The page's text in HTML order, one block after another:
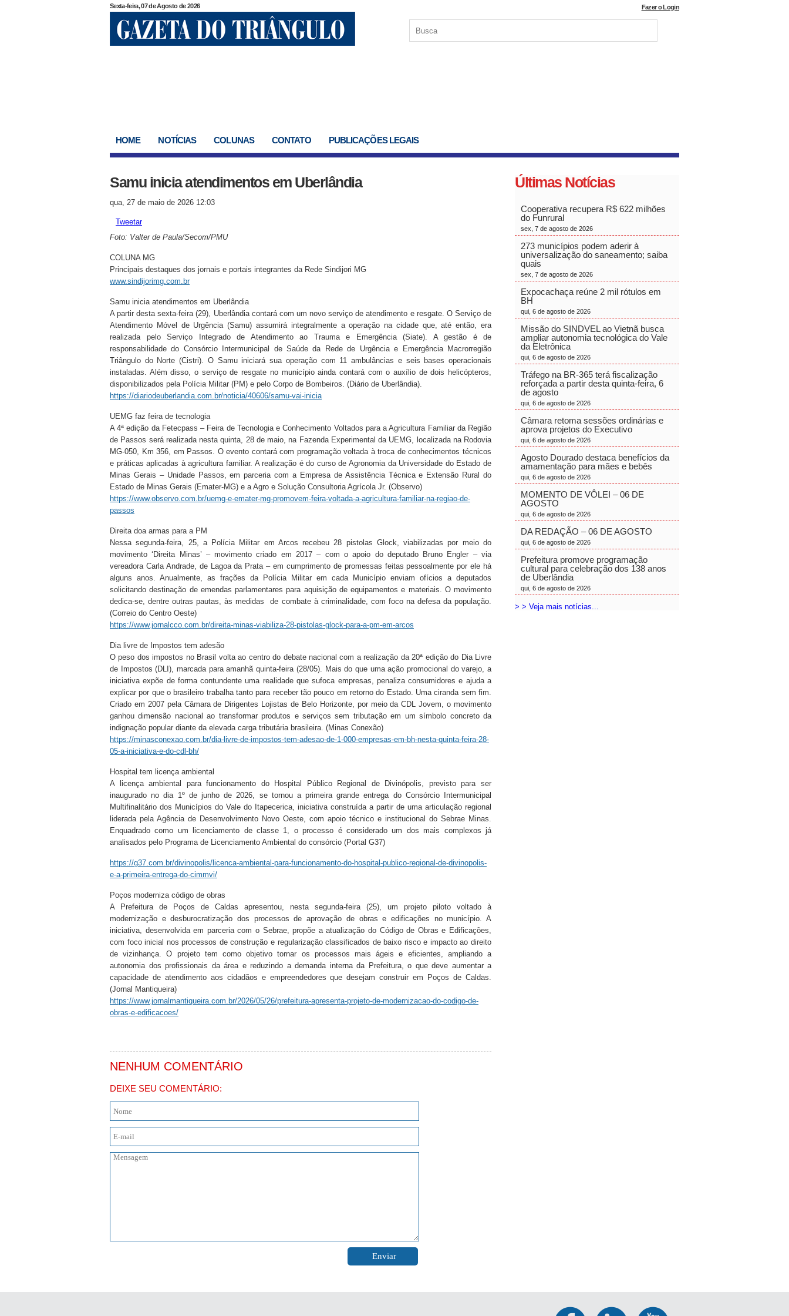
Sexta-feira, 07 de Agosto de 2026 Fazer o Login
HOME NOTÍCIAS COLUNAS CONTATO PUBLICAÇÕES LEGAIS
Samu inicia atendimentos em Uberlândia
qua, 27 de maio de 2026 12:03
Tweetar
Foto: Valter de Paula/Secom/PMU
COLUNA MG
Principais destaques dos jornais e portais integrantes da Rede Sindijori MG
www.sindijorimg.com.br
Samu inicia atendimentos em Uberlândia
A partir desta sexta-feira (29), Uberlândia contará com um novo serviço de atendimento e resgate. O Serviço de
Atendimento Móvel de Urgência (Samu) assumirá integralmente a operação na cidade que, até então, era
realizada pelo Serviço Integrado de Atendimento ao Trauma e Emergência (Siate). A gestão é de
responsabilidade do Consórcio Intermunicipal de Saúde da Rede de Urgência e Emergência Macrorregião
Triângulo do Norte (Cistri). O Samu iniciará sua operação com 11 ambulâncias e seis bases operacionais
instaladas. Além disso, o serviço de resgate no município ainda contará com o auxílio de dois helicópteros,
disponibilizados pela Polícia Militar (PM) e pelo Corpo de Bombeiros. (Diário de Uberlândia).
https://diariodeuberlandia.com.br/noticia/40606/samu-vai-inicia
UEMG faz feira de tecnologia
A 4ª edição da Fetecpass – Feira de Tecnologia e Conhecimento Voltados para a Agricultura Familiar da Região
de Passos será realizada nesta quinta, 28 de maio, na Fazenda Experimental da UEMG, localizada na Rodovia
MG-050, Km 356, em Passos. O evento contará com programação voltada à troca de conhecimentos técnicos
e práticas aplicadas à agricultura familiar. A realização é do curso de Agronomia da Universidade do Estado de
Minas Gerais – Unidade Passos, em parceria com a Empresa de Assistência Técnica e Extensão Rural do
Estado de Minas Gerais (Emater-MG) e a Agro e Solução Consultoria Agrícola Jr. (Observo)
https://www.observo.com.br/uemg-e-emater-mg-promovem-feira-voltada-a-agricultura-familiar-na-regiao-de-
passos
Direita doa armas para a PM
Nessa segunda-feira, 25, a Polícia Militar em Arcos recebeu 28 pistolas Glock, viabilizadas por meio do
movimento ‘Direita Minas’ – movimento criado em 2017 – com o apoio do deputado Bruno Engler – via
vereadora Carla Andrade, de Lagoa da Prata – em cumprimento de promessas feitas pessoalmente por ele há
alguns anos. Anualmente, as frações da Polícia Militar em cada Município enviam ofícios a deputados
solicitando destinação de emendas parlamentares para aquisição de equipamentos e materiais. O movimento
dedica-se, dentre outras pautas, às medidas de combate à criminalidade, com foco na defesa da população.
(Correio do Centro Oeste)
https://www.jornalcco.com.br/direita-minas-viabiliza-28-pistolas-glock-para-a-pm-em-arcos
Dia livre de Impostos tem adesão
O peso dos impostos no Brasil volta ao centro do debate nacional com a realização da 20ª edição do Dia Livre
de Impostos (DLI), marcada para amanhã quinta-feira (28/05). Mais do que uma ação promocional do varejo, a
iniciativa expõe de forma contundente uma realidade que sufoca empresas, penaliza consumidores e ajuda a
explicar por que o brasileiro trabalha tanto para receber tão pouco em retorno do Estado. Uma ciranda sem fim.
Criado em 2007 pela Câmara de Dirigentes Lojistas de Belo Horizonte, por meio da CDL Jovem, o movimento
ganhou dimensão nacional ao transformar produtos e serviços sem tributação em um símbolo concreto da
indignação popular diante da elevada carga tributária brasileira. (Minas Conexão)
https://minasconexao.com.br/dia-livre-de-impostos-tem-adesao-de-1-000-empresas-em-bh-nesta-quinta-feira-28-
05-a-iniciativa-e-do-cdl-bh/
Hospital tem licença ambiental
A licença ambiental para funcionamento do Hospital Público Regional de Divinópolis, previsto para ser
inaugurado no dia 1º de junho de 2026, se tornou a primeira grande entrega do Consórcio Intermunicipal
Multifinalitário dos Municípios do Vale do Itapecerica, iniciativa construída a partir de uma articulação regional
liderada pela Agência de Desenvolvimento Novo Oeste, com apoio técnico e institucional do Sebrae Minas.
Enquadrado como um licenciamento de classe 1, o processo é considerado um dos mais complexos já
analisados pelo Programa de Licenciamento Ambiental do consórcio (Portal G37)
https://g37.com.br/divinopolis/licenca-ambiental-para-funcionamento-do-hospital-publico-regional-de-divinopolis-
e-a-primeira-entrega-do-cimmvi/
Poços moderniza código de obras
A Prefeitura de Poços de Caldas apresentou, nesta segunda-feira (25), um projeto piloto voltado à
modernização e desburocratização dos processos de aprovação de obras e edificações no município. A
iniciativa, desenvolvida em parceria com o Sebrae, propõe a atualização do Código de Obras e Edificações,
com foco inicial nos processos de construção e regularização classificados de baixo risco e impacto ao direito
de vizinhança. O projeto tem como objetivo tornar os processos mais ágeis e eficientes, ampliando a
autonomia dos profissionais da área e reduzindo a demanda interna da Prefeitura, o que deve aumentar a
capacidade de atendimento aos cidadãos e empreendedores que desejam construir em Poços de Caldas.
(Jornal Mantiqueira)
https://www.jornalmantiqueira.com.br/2026/05/26/prefeitura-apresenta-projeto-de-modernizacao-do-codigo-de-
obras-e-edificacoes/
NENHUM COMENTÁRIO
DEIXE SEU COMENTÁRIO:
Últimas Notícias
Cooperativa recupera R$ 622 milhões
do Funrural
sex, 7 de agosto de 2026
273 municípios podem aderir à
universalização do saneamento; saiba
quais
sex, 7 de agosto de 2026
Expocachaça reúne 2 mil rótulos em
BH
qui, 6 de agosto de 2026
Missão do SINDVEL ao Vietnã busca
ampliar autonomia tecnológica do Vale
da Eletrônica
qui, 6 de agosto de 2026
Tráfego na BR-365 terá fiscalização
reforçada a partir desta quinta-feira, 6
de agosto
qui, 6 de agosto de 2026
Câmara retoma sessões ordinárias e
aprova projetos do Executivo
qui, 6 de agosto de 2026
Agosto Dourado destaca benefícios da
amamentação para mães e bebês
qui, 6 de agosto de 2026
MOMENTO DE VÔLEI – 06 DE
AGOSTO
qui, 6 de agosto de 2026
DA REDAÇÃO – 06 DE AGOSTO
qui, 6 de agosto de 2026
Prefeitura promove programação
cultural para celebração dos 138 anos
de Uberlândia
qui, 6 de agosto de 2026
> > Veja mais notícias...